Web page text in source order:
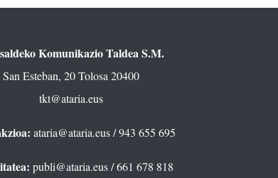
Komunikazio Taldea S.M.
San Esteban, 20 Tolosa 20400
tkt@ataria.eus
ataria@ataria.eus/ 943 655 695
publi@ataria.eus/ 661 678 818